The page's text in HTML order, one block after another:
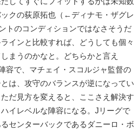
クの荻原拓也（←ディナモ・ザグレ
トのコンディションではなさそうだ
インと比較すれば、どうしても個々
まうのかなと。どちらかと言え
容で、マチェイ・スコルジャ監督の
は、攻守のバランスが逆になってい
だ見方を変えると、ここさえ解決す
イレベルな陣容になる。Jリーグで
センターバックであるダニーロ・ボ